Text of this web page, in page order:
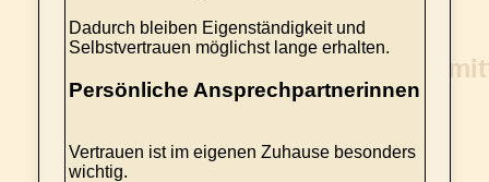
Dadurch bleiben Eigenständigkeit und
Selbstvertrauen möglichst lange erhalten.
Persönliche Ansprechpartnerinnen
Vertrauen ist im eigenen Zuhause besonders
wichtig.